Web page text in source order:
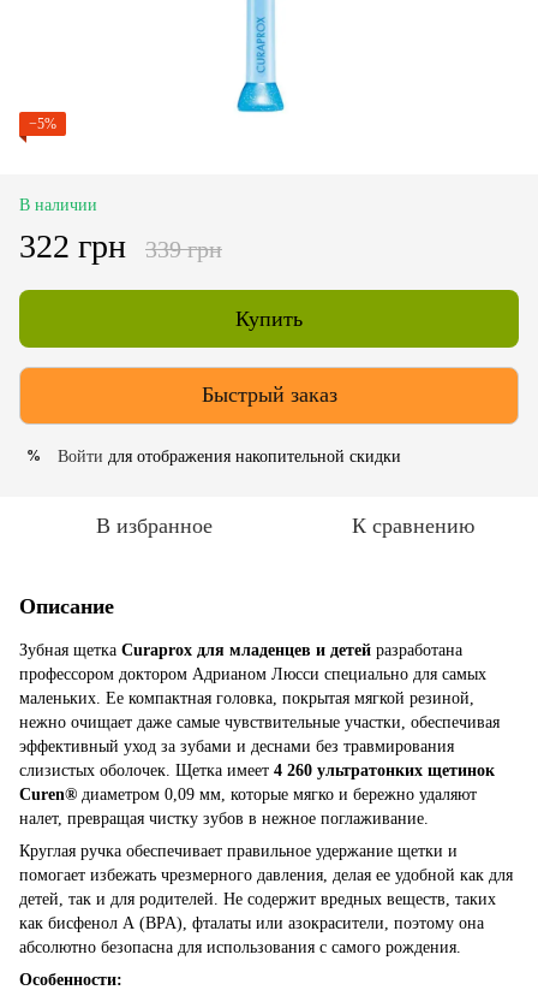
−5%
В наличии
322 грн 339 грн
Купить
Быстрый заказ
% Войти для отображения накопительной скидки
В избранное К сравнению
Описание
Зубная щетка Curaprox для младенцев и детей разработана
профессором доктором Адрианом Люсси специально для самых
маленьких. Ее компактная головка, покрытая мягкой резиной,
нежно очищает даже самые чувствительные участки, обеспечивая
эффективный уход за зубами и деснами без травмирования
слизистых оболочек. Щетка имеет 4 260 ультратонких щетинок
Curen® диаметром 0,09 мм, которые мягко и бережно удаляют
налет, превращая чистку зубов в нежное поглаживание.
Круглая ручка обеспечивает правильное удержание щетки и
помогает избежать чрезмерного давления, делая ее удобной как для
детей, так и для родителей. Не содержит вредных веществ, таких
как бисфенол А (BPA), фталаты или азокрасители, поэтому она
абсолютно безопасна для использования с самого рождения.
Особенности: